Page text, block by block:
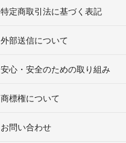
特定商取引法に基づく表記
外部送信について
安心・安全のための取り組み
商標権について
お問い合わせ